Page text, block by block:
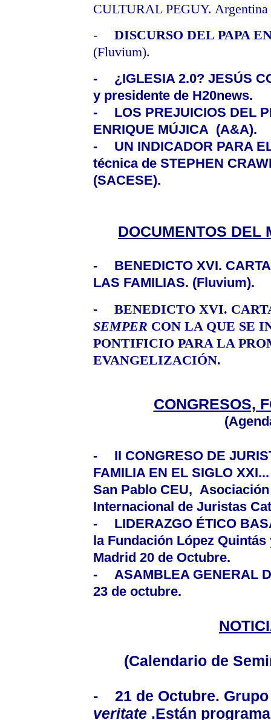
CULTURAL PEGUY.
-
DISCURSO DEL PAPA
(Fluvium).
-
¿IGLESIA 2.0? JESÚS
y presidente de H20news.
-
LOS PREJUICIOS DEL
ENRIQUE MÚJICA (A&A).
-
UN INDICADOR PARA
técnica de STEPHEN
(SACESE).
DOCUMENTOS DEL
-
BENEDICTO XVI.
LAS FAMILIAS. (Fluvium).
-
BENEDICTO XVI.
SEMPER CON LA QUE SE
PONTIFICIO PARA LA
EVANGELIZACIÓN.
CONGRESOS,
-
II CONGRESO DE
FAMILIA EN EL SIGLO
San Pablo CEU,
Internacional de Juristas
-
LIDERAZGO ÉTICO
la Fundación López
Madrid 20 de Octubre.
-
ASAMBLEA GENERAL
23 de octubre.
(Calendario de
-
21 de Octubre.
veritate .Están